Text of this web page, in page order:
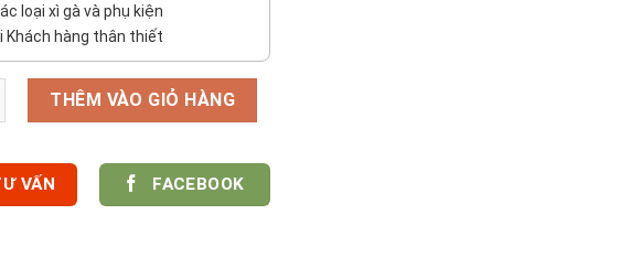
loại xì gà và phụ kiện
Khách hàng thân thiết
THÊM VÀO GIỎ HÀNG
VẤN FACEBOOK